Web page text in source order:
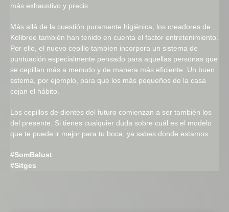
más exhaustivo y precis.
Más allá de la cuestión puramente higiénica, los creadores de
Kolibree también han tenido en cuenta el factor entretenimiento.
Por ello, el nuevo cepillo tambíen incorpora un sistema de
puntuación especialmente pensado para aquellas personas que
se cepillan más a menudo y de manera más eficiente. Un buen
sstema, por ejemplo, para que los más pequeños de la casa
cojan el hábito.
Los cepillos de dientes del futuro comienzan a ser también los
del presente. Si tienes cualquier duda sobre cuál es el modelo
que te puede ir mejor para tu boca, ya sabes donde estamos.
#SomBalust
#Sitges